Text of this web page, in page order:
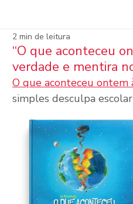
“O que aconteceu
verdade e mentira
2 min de leitura
O que aconteceu ontem
simples desculpa